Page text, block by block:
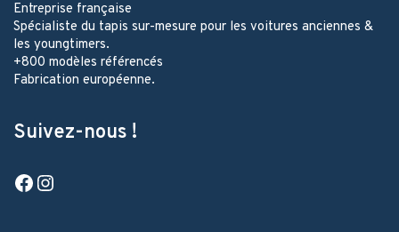
Entreprise française
Spécialiste du tapis sur-mesure pour les voitures anciennes &
les youngtimers.
+800 modèles référencés
Fabrication européenne.
Suivez-nous !
Facebook